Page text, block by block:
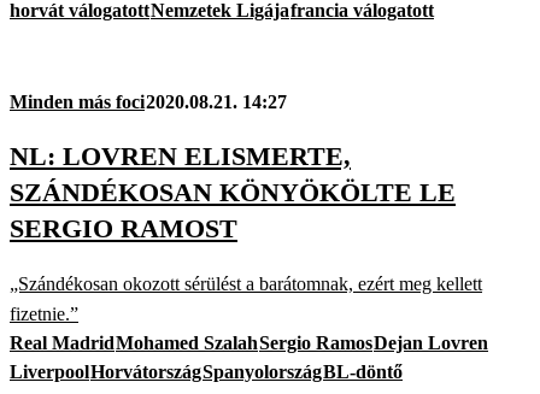
horvát válogatottNemzetek Ligájafrancia válogatott
Minden más foci2020.08.21. 14:27
NL: LOVREN ELISMERTE,
SZÁNDÉKOSAN KÖNYÖKÖLTE LE
SERGIO RAMOST
„Szándékosan okozott sérülést a barátomnak, ezért meg kellett
fizetnie.”
Real MadridMohamed SzalahSergio RamosDejan Lovren
LiverpoolHorvátországSpanyolországBL-döntő